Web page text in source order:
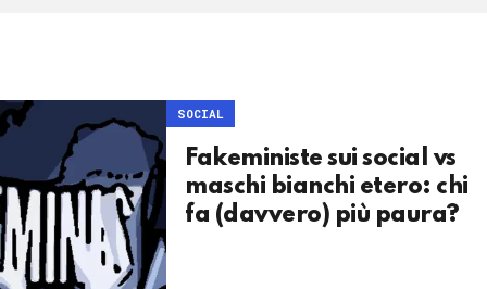
SOCIAL
Fakeministe sui social vs
maschi bianchi etero: chi
fa (davvero) più paura?